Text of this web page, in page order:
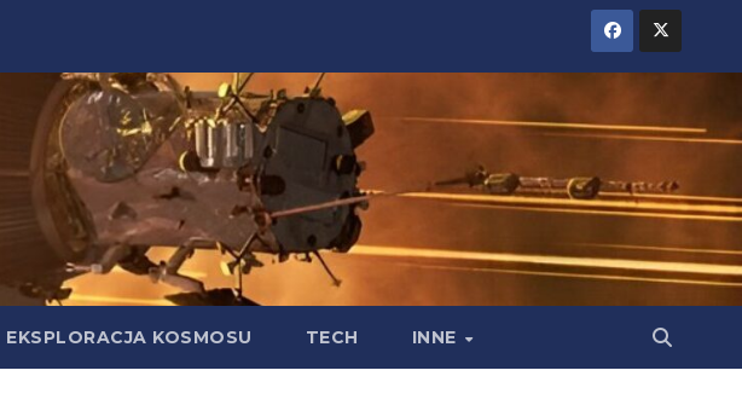
EKSPLORACJA KOSMOSU TECH INNE